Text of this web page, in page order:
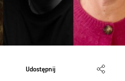
Udostępnij